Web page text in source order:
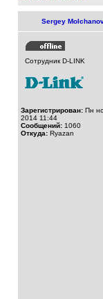
Sergey
Сотрудник D-LINK
Зарегистрирован: Пн
2014 11:44
Сообщений: 1060
Откуда: Ryazan